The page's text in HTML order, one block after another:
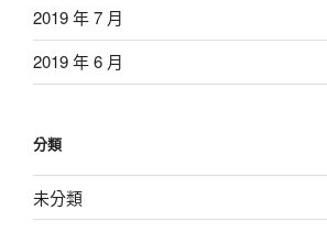
2019 年 7 月
2019 年 6 月
分類
未分類